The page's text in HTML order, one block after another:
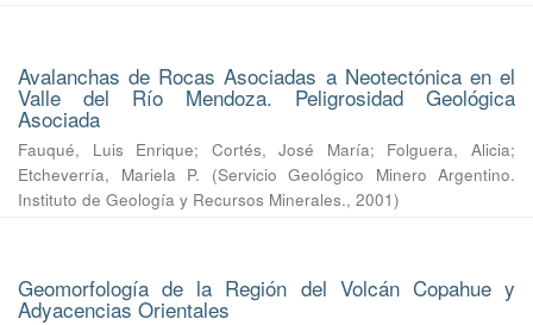
Avalanchas de Rocas Asociadas a Neotectónica en el
Valle del Río Mendoza. Peligrosidad Geológica
Asociada
Fauqué, Luis Enrique; Cortés, José María; Folguera, Alicia;
Etcheverría, Mariela P.
(Servicio Geológico Minero Argentino.
Instituto de Geología y Recursos Minerales., 2001)
Geomorfología de la Región del Volcán Copahue y
Adyacencias Orientales